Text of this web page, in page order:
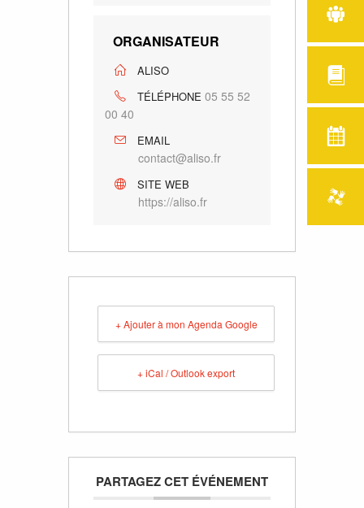
ORGANISATEUR
ALISO
TÉLÉPHONE 05 55 52
00 40
EMAIL
contact@aliso.fr
SITE WEB
https://aliso.fr
+ Ajouter à mon Agenda Google
+ iCal / Outlook export
PARTAGEZ CET ÉVÉNEMENT